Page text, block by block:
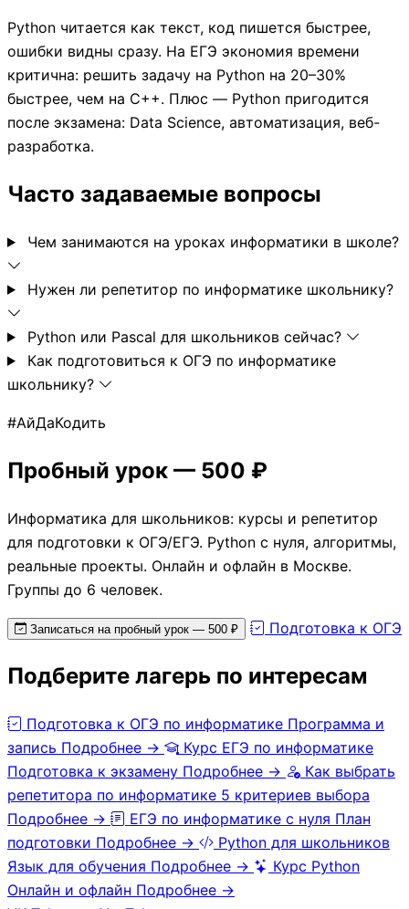
Python читается как текст, код пишется быстрее,
ошибки видны сразу. На ЕГЭ экономия времени
критична: решить задачу на Python на 20–30%
быстрее, чем на C++. Плюс — Python пригодится
после экзамена: Data Science, автоматизация, веб-
разработка.
Часто задаваемые вопросы
Чем занимаются на уроках информатики в школе?
Нужен ли репетитор по информатике школьнику?
Python или Pascal для школьников сейчас?
Как подготовиться к ОГЭ по информатике
школьнику?
#АйДаКодить
Пробный урок — 500 ₽
Информатика для школьников: курсы и репетитор
для подготовки к ОГЭ/ЕГЭ. Python с нуля, алгоритмы,
реальные проекты. Онлайн и офлайн в Москве.
Группы до 6 человек.
Записаться на пробный урок — 500 ₽ Подготовка к ОГЭ
Подберите лагерь по интересам
Подготовка к ОГЭ по информатике Программа и
запись Подробнее →
Курс ЕГЭ по информатике
Подготовка к экзамену Подробнее →
Как выбрать
репетитора по информатике 5 критериев выбора
Подробнее →
ЕГЭ по информатике с нуля План
подготовки Подробнее →
Python для школьников
Язык для обучения Подробнее →
Курс Python
Онлайн и офлайн Подробнее →